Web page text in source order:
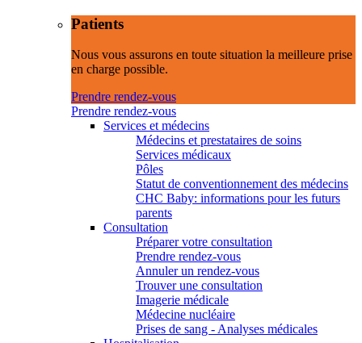
Patients
Nous vous assurons en toute situation la meilleure prise
en charge possible.
Prendre rendez-vous
Prendre rendez-vous
Services et médecins
Médecins et prestataires de soins
Services médicaux
Pôles
Statut de conventionnement des médecins
CHC Baby: informations pour les futurs
parents
Consultation
Préparer votre consultation
Prendre rendez-vous
Annuler un rendez-vous
Trouver une consultation
Imagerie médicale
Médecine nucléaire
Prises de sang - Analyses médicales